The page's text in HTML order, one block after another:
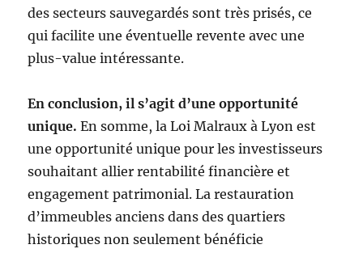
des secteurs sauvegardés sont très prisés, ce
qui facilite une éventuelle revente avec une
plus-value intéressante.
En conclusion, il s’agit d’une opportunité
unique.En somme, la Loi Malraux à Lyon est
une opportunité unique pour les investisseurs
souhaitant allier rentabilité financière et
engagement patrimonial. La restauration
d’immeubles anciens dans des quartiers
historiques non seulement bénéficie